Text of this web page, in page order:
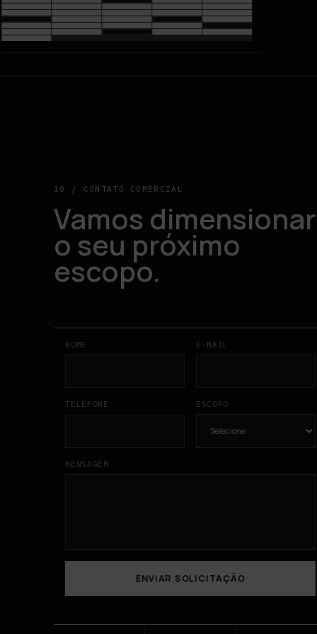
10 / CONTATO COMERCIAL
Vamos dimensionar
o seu próximo
escopo.
NOME E-MAIL
TELEFONE ESCOPO
MENSAGEM
ENVIAR SOLICITAÇÃO